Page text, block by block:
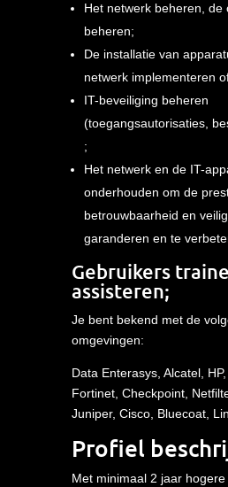
Het netwerk beheren, de
beheren;
De installatie van
netwerk implementeren
IT-beveiliging beheren
(toegangsautorisaties,
;
Het netwerk en de IT-
onderhouden om de
betrouwbaarheid en
garanderen en te
Gebruikers
assisteren;
Je bent bekend met de
omgevingen:
Data Enterasys, Alcatel,
Fortinet, Checkpoint,
Juniper, Cisco, Bluecoat,
Profiel
Met minimaal 2 jaar